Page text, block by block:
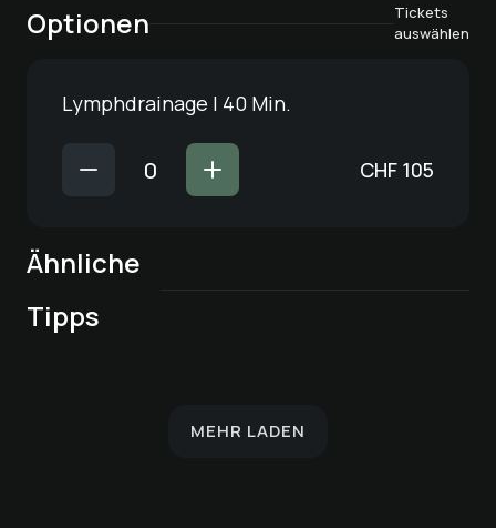
Optionen
Tickets
auswählen
Lymphdrainage | 40 Min.
CHF 105
Ähnliche
Tipps
Craniosacral-
Behandlung
Massage | 25 Min.
Lymphdrainage | 50
MEHR LADEN